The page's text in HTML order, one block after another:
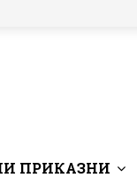
ПРИКАЗНИ